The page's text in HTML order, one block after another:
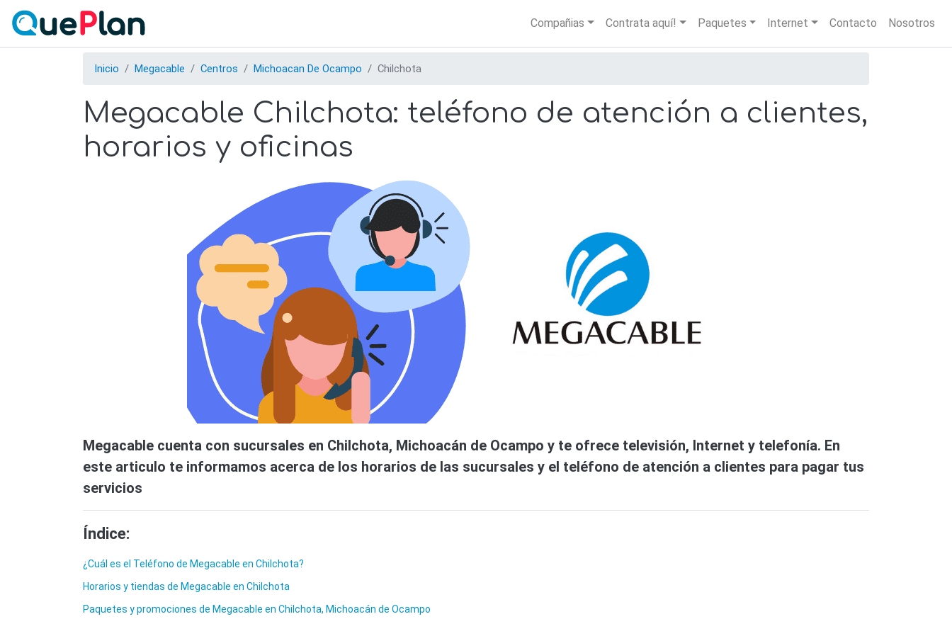
Main navigation
Compañias Contrata aquí! Paquetes Internet Contacto Nosotros
Inicio Megacable Centros Michoacan De Ocampo Chilchota
Megacable Chilchota: teléfono de atención a clientes,
horarios y oficinas
Megacable cuenta con sucursales en Chilchota, Michoacán de Ocampo y te ofrece televisión, Internet y telefonía. En
este articulo te informamos acerca de los horarios de las sucursales y el teléfono de atención a clientes para pagar tus
servicios
Índice:
¿Cuál es el Teléfono de Megacable en Chilchota?
Horarios y tiendas de Megacable en Chilchota
Paquetes y promociones de Megacable en Chilchota, Michoacán de Ocampo